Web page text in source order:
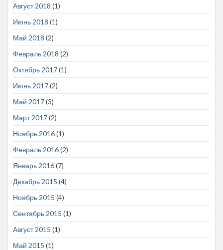
Август 2018 (1)
Июнь 2018 (1)
Май 2018 (2)
Февраль 2018 (2)
Октябрь 2017(1)
Июнь 2017(2)
Май 2017(3)
Март 2017(2)
Ноябрь 2016(1)
Февраль 2016(2)
Январь 2016(7)
Декабрь 2015 (4)
Ноябрь 2015 (4)
Сентябрь 2015 (1)
Август 2015 (1)
Май 2015 (1)